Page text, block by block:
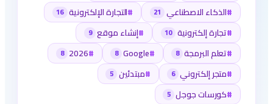
#الذكاء الاصطناعي 21
#التجارة الإلكترونية 16
#تجارة إلكترونية 10
#إنشاء موقع 9
#تعلم البرمجة 8
#
Google
8
#
2026
8
#متجر إلكتروني 6
#مبتدئين 5
#كورسات جوجل 5